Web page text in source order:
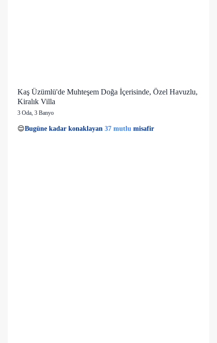
Kaş Üzümlü'de Muhteşem Doğa İçerisinde, Özel Havuzlu,
Kiralık Villa
3 Oda, 3 Banyo
👀Son 1 saatte33 kişigörüntüledi